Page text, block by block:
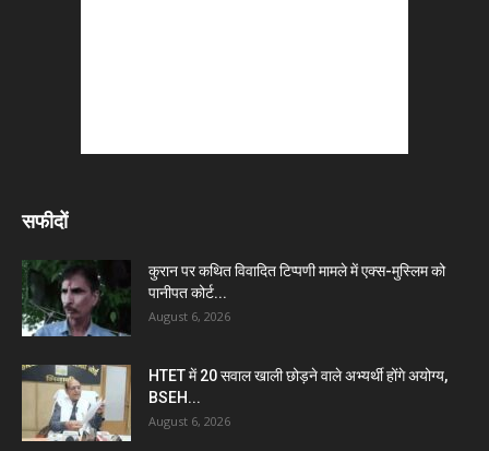
सफीदों
कुरान पर कथित विवादित टिप्पणी मामले में एक्स-मुस्लिम को
पानीपत कोर्ट...
August 6, 2026
HTET में 20 सवाल खाली छोड़ने वाले अभ्यर्थी होंगे अयोग्य,
BSEH...
August 6, 2026